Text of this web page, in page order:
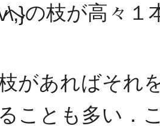
への枝が高々１
があればそれ
ることも多い．